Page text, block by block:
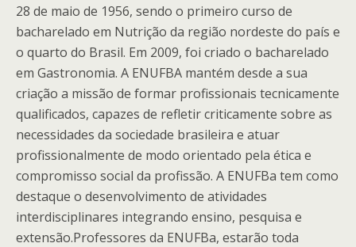
28 de maio de 1956, sendo o primeiro curso de
bacharelado em Nutrição da região nordeste do país e
o quarto do Brasil. Em 2009, foi criado o bacharelado
em Gastronomia. A ENUFBA mantém desde a sua
criação a missão de formar profissionais tecnicamente
qualificados, capazes de refletir criticamente sobre as
necessidades da sociedade brasileira e atuar
profissionalmente de modo orientado pela ética e
compromisso social da profissão. A ENUFBa tem como
destaque o desenvolvimento de atividades
interdisciplinares integrando ensino, pesquisa e
extensão.Professores da ENUFBa, estarão toda